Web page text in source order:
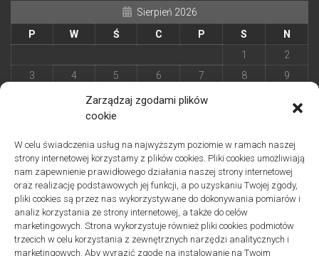
Zarządzaj zgodami plików
cookie
W celu świadczenia usług na najwyższym poziomie w ramach naszej
strony internetowej korzystamy z plików cookies. Pliki cookies umożliwiają
nam zapewnienie prawidłowego działania naszej strony internetowej
oraz realizację podstawowych jej funkcji, a po uzyskaniu Twojej zgody,
pliki cookies są przez nas wykorzystywane do dokonywania pomiarów i
analiz korzystania ze strony internetowej, a także do celów
marketingowych. Strona wykorzystuje również pliki cookies podmiotów
trzecich w celu korzystania z zewnętrznych narzędzi analitycznych i
marketingowych. Aby wyrazić zgodę na instalowanie na Twoim
Sierpień 2026
P
W Ś C P S
N
1
2
3
4 5 6 7 8
9
12 13 14
19
31
« Kwi
Archiwa